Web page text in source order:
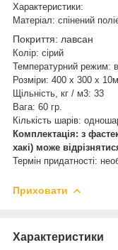
Характеристики:
Матеріал: спінений
Покриття: лавсан
Колір: сірий
Температурний режим:
Розміри: 400 х 300 х
Щільність, кг / м3: 33
Вага: 60 гр.
Кількість шарів:
Комплектація: з
хакі) може
Термін придатності:
Приховати
Характеристики